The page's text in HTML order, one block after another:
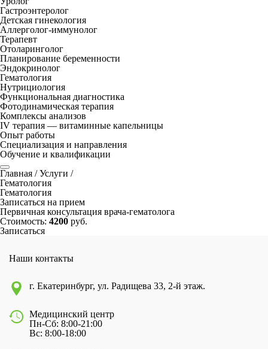
Гастроэнтеролог
Детская гинекология
Аллерголог-иммунолог
Терапевт
Отоларинголог
Планирование беременности
Эндокринолог
Гематология
Нутрициология
Функциональная диагностика
Фотодинамическая терапия
Комплексы анализов
IV терапия — витаминные капельницы
Опыт работы
Специализация и направления
Обучение и квалификации
Главная /Услуги /
Гематология
Гематология
Записаться на прием
Первичная консультация врача-гематолога
Стоимость: 4200 руб.
Записаться
Наши контакты
г. Екатеринбург, ул. Радищева 33, 2-й этаж.
Медицинский центр
Пн-Сб: 8:00-21:00
Вс: 8:00-18:00